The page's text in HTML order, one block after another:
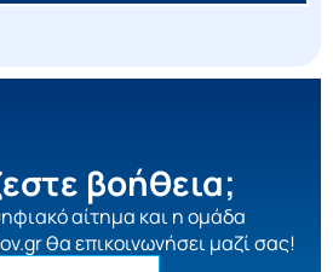
βοήθεια;
αίτημα και η ομάδα
θα επικοινωνήσει μαζί σας!